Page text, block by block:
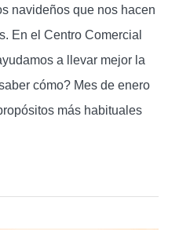
navideños que nos hacen
En el Centro Comercial
a llevar mejor la
cómo? Mes de enero
más habituales